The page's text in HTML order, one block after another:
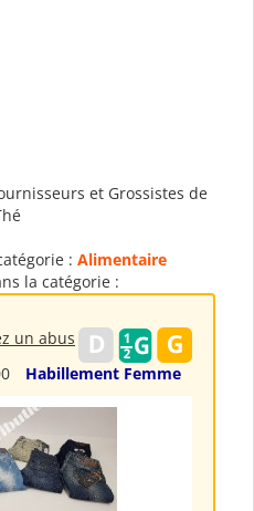
et Grossistes de
: Alimentaire
la catégorie :
Habillement Femme
un abus